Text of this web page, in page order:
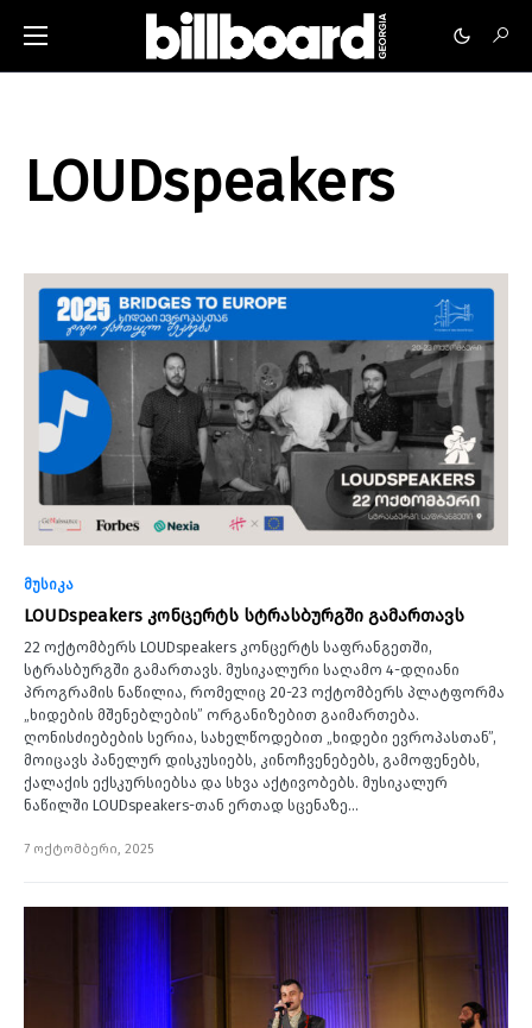
LOUDspeakers
მუსიკა
LOUDspeakers კონცერტს სტრასბურგში გამართავს
22 ოქტომბერს LOUDspeakers კონცერტს საფრანგეთში,
სტრასბურგში გამართავს. მუსიკალური საღამო 4-დღიანი
პროგრამის ნაწილია, რომელიც 20-23 ოქტომბერს პლატფორმა
„ხიდების მშენებლების” ორგანიზებით გაიმართება.
ღონისძიებების სერია, სახელწოდებით „ხიდები ევროპასთან”,
მოიცავს პანელურ დისკუსიებს, კინოჩვენებებს, გამოფენებს,
ქალაქის ექსკურსიებსა და სხვა აქტივობებს. მუსიკალურ
ნაწილში LOUDspeakers-თან ერთად სცენაზე…
7 ოქტომბერი, 2025